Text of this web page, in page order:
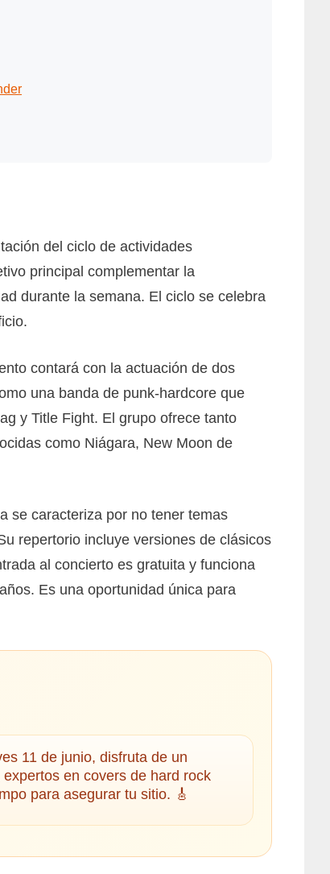
del ciclo de actividades
principal complementar la
durante la semana. El ciclo se celebra
contará con la actuación de dos
una banda de punk-hardcore que
y Title Fight. El grupo ofrece tanto
como Niágara, New Moon de
se caracteriza por no tener temas
repertorio incluye versiones de clásicos
al concierto es gratuita y funciona
Es una oportunidad única para
11 de junio, disfruta de un
en covers de hard rock
para asegurar tu sitio. 🎸